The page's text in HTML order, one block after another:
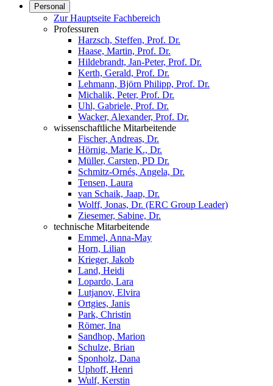
Personal
Zur Hauptseite Fachbereich
Professuren
Harzsch, Steffen, Prof. Dr.
Haase, Martin, Prof. Dr.
Hildebrandt, Jan-Peter, Prof. Dr.
Kerth, Gerald, Prof. Dr.
Lehmann, Björn Philipp, Prof. Dr.
Michalik, Peter, Prof. Dr.
Uhl, Gabriele, Prof. Dr.
Wacker, Alexander, Prof. Dr.
wissenschaftliche Mitarbeitende
Fischer, Andreas, Dr.
Hörnig, Marie K., Dr.
Müller, Carsten, PD Dr.
Schmitz-Ornés, Angela, Dr.
Tensen, Laura
van Schaik, Jaap, Dr.
Wolff, Jonas, Dr. (ERC Group Leader)
Ziesemer, Sabine, Dr.
technische Mitarbeitende
Emmel, Anna-May
Horn, Lilian
Krieger, Jakob
Land, Heidi
Lopardo, Lara
Lutjanov, Elvira
Ortgies, Janis
Park, Christin
Römer, Ina
Sandhop, Marion
Schulze, Brian
Sponholz, Dana
Uphoff, Henri
Wulf, Kerstin